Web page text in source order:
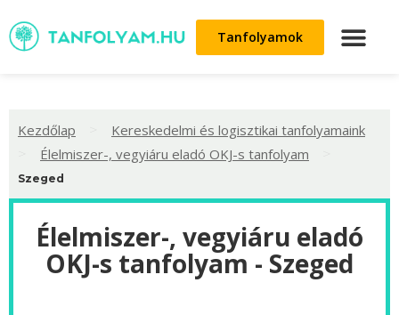
Tanfolyamok
Kezdőlap Kereskedelmi és logisztikai tanfolyamaink
Élelmiszer-, vegyiáru eladó OKJ-s tanfolyam
Szeged
Élelmiszer-, vegyiáru eladó
OKJ-s tanfolyam - Szeged